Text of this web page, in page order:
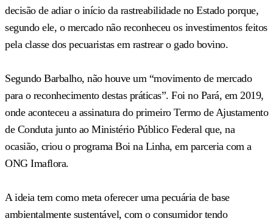
decisão de adiar o início da rastreabilidade no Estado porque,
segundo ele, o mercado não reconheceu os investimentos feitos
pela classe dos pecuaristas em rastrear o gado bovino.
Segundo Barbalho, não houve um “movimento de mercado
para o reconhecimento destas práticas”. Foi no Pará, em 2019,
onde aconteceu a assinatura do primeiro Termo de Ajustamento
de Conduta junto ao Ministério Público Federal que, na
ocasião, criou o programa Boi na Linha, em parceria com a
ONG Imaflora.
A ideia tem como meta oferecer uma pecuária de base
ambientalmente sustentável, com o consumidor tendo